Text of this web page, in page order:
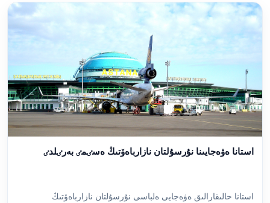
استانا ەۋەجايىنا نۇرسۇلتان نازارباەۆتىڭ ەسٸمٸ بەرٸلدٸ
استانا حالىقارالىق ەۋەجايى ەلباسى نۇرسۇلتان نازارباەۆتىڭ